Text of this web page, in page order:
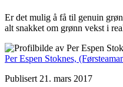
Er det mulig å få til genuin
alt snakket om grønn vekst i
Per Espen Stoknes,
Publisert 21. mars 2017